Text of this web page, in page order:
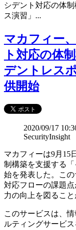
シデント対応の体
ス演習」...
マカフィー
ト対応の体
デントレス
供開始
2020/09/17
SecurityInsight
マカフィーは9月15
制構築を支援する
始を発表した。こ
対応フローの課題
力の向上を図ること
このサービスは、
ルティングサービ